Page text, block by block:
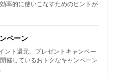
率的に使いこなすためのヒントが
ペーン
ント還元、プレゼントキャンペー
催しているおトクなキャンペーン